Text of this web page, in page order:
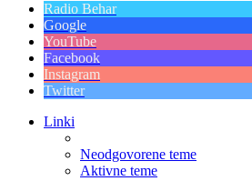
Radio Behar
Google
YouTube
Facebook
Instagram
Twitter
Linki
Neodgovorene teme
Aktivne teme